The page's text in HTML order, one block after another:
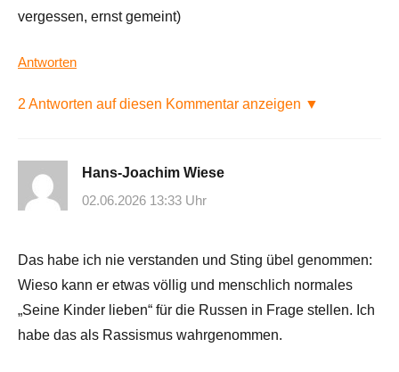
vergessen, ernst gemeint)
Antworten
2 Antworten auf diesen Kommentar anzeigen ▼
Hans-Joachim Wiese
02.06.2026 13:33 Uhr
Das habe ich nie verstanden und Sting übel genommen:
Wieso kann er etwas völlig und menschlich normales
„Seine Kinder lieben“ für die Russen in Frage stellen. Ich
habe das als Rassismus wahrgenommen.